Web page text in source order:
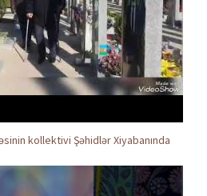
kollektivi Şəhidlər Xiyabanında